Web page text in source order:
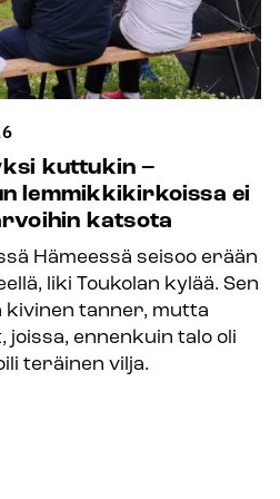
kuttukin –
lemmikkikirkoissa ei
katsota
Hämeessä seisoo erään
liki Toukolan kylää. Sen
kivinen tanner, mutta
joissa, ennenkuin talo oli
teräinen vilja.